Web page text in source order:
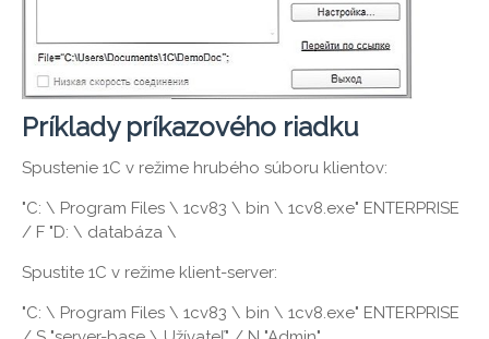
Príklady príkazového riadku
Spustenie 1C v režime hrubého súboru klientov:
"C: \ Program Files \ 1cv83 \ bin \ 1cv8.exe" ENTERPRISE
/ F "D: \ databáza \
Spustite 1C v režime klient-server:
"C: \ Program Files \ 1cv83 \ bin \ 1cv8.exe" ENTERPRISE